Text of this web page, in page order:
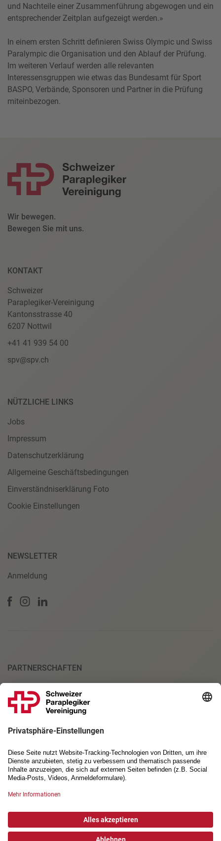
und Nachteile einer Zusammenführung abgewogen und ein
entsprechender Zeitplan aufgezeigt werden.»
In einem ersten Schritt definieren Swiss Olympic und Swiss
Paralympic die Organisation und den Ablauf der Prüfung.
Im weiteren Verlauf werden alle relevanten
Interessensgruppen wie etwas das Bundesamt für Sport
BASPO, Verbände, Sponsoren und Partner in die Prüfung
miteinbezogen.
Wir bewegen.
Bewegen Sie mit uns.
KONTAKT
Schweizer
Paraplegiker-Vereinigung
Kantonsstrasse 40
6207 Nottwil
+41 41 939 54 00
spv@spv.ch
NÜTZLICHE LINKS
Jobs
Impressum
Datenschutzerklärung
Allgemeine Geschäftsbedingungen
Einverständniserklärung Foto
Cookie Einstellungen
NEWSLETTER
Anmeldung
PARTNERSCHAFTEN